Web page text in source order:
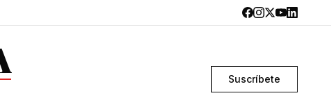
Suscríbete